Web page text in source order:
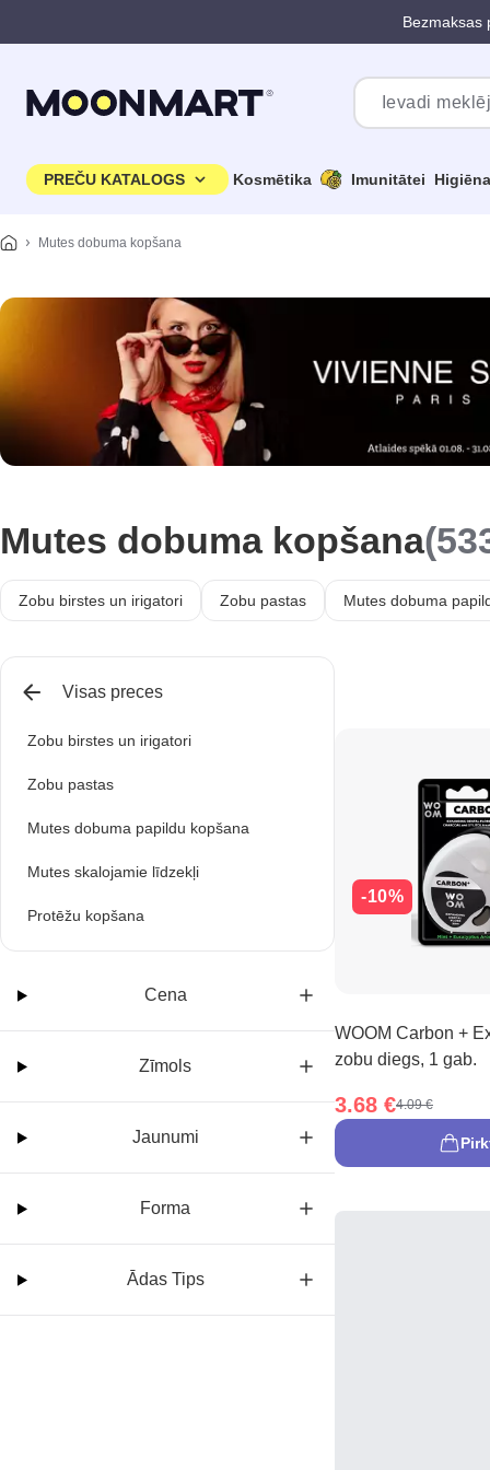
Bezmaksas
PREČU KATALOGS Kosmētika Imunitātei Higiēna
Mutes dobuma kopšana
Mutes dobuma kopšana
Zobu birstes un irigatori Zobu pastas Mutes dobuma
Visas preces
Zobu birstes un irigatori
Zobu pastas
Mutes dobuma papildu kopšana
Mutes skalojamie līdzekļi
Protēžu kopšana
Cena
Zīmols
Jaunumi
Forma
Ādas Tips
-10%
WOOM Carbon +
zobu diegs, 1 gab.
3.68 €4.09 €